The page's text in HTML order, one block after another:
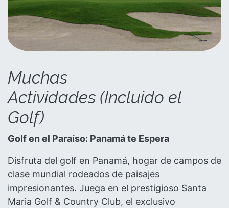
Muchas
Actividades (Incluido el
Golf)
Golf en el Paraíso: Panamá te Espera
Disfruta del golf en Panamá, hogar de campos de
clase mundial rodeados de paisajes
impresionantes. Juega en el prestigioso Santa
Maria Golf & Country Club, el exclusivo